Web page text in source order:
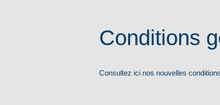
Conditions
Consultez ici nos nouvelles